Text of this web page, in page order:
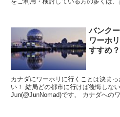
バンク
ワーホ
すすめ？
カナダにワーホリに行くことは決ま
い！ 結局どの都市に行けば後悔しないんだろう？？ こんにちは
Jun(@JunNomad)で